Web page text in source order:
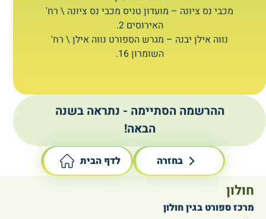
מכבי נס ציונה – מועדון טניס מכבי נס ציונה \ רח'
האירוסים 2.
נווה אילן יבנה – מגרש הספורט נווה אילן \ רח'
השומרון 16.
ההרשמה הסתיימה - נתראה בשנה
הבאה!
בחזרה לדף הבית
חולון
מרכז ספורט בגין חולון